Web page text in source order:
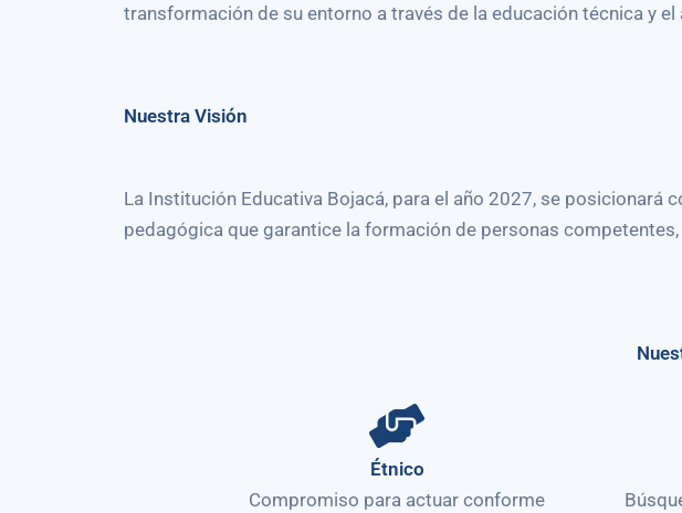
transformación de su entorno a través de la educación técnica y
Nuestra Visión
La Institución Educativa Bojacá, para el año 2027, se
pedagógica que garantice la formación de personas
Étnico
Compromiso para actuar conforme